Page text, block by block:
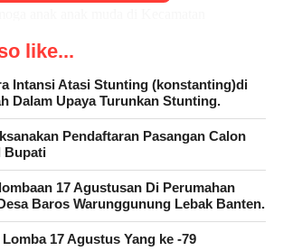
anak muda semua bersatu untuk
khususnya di Kecamatan Kalanganyar,
sesuai yang di harapkan,”ujarnya.
like...
Intansi Atasi Stunting (konstanting)di
Dalam Upaya Turunkan Stunting.
Pendaftaran Pasangan Calon
Bupati
17 Agustusan Di Perumahan
Baros Warunggunung Lebak Banten.
17 Agustus Yang ke -79